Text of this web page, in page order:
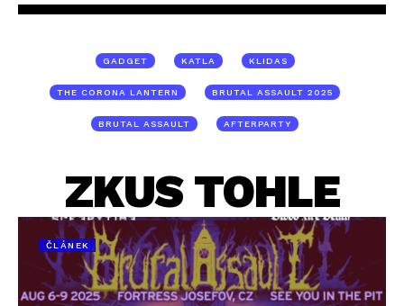
GADGET KATLA KLIDAS
THE CORONA LANTERN BRUTAL ASSAULT 2025
BRUTAL ASSAULT AFTERPARTY
ZKUS TOHLE
ČLÁNEK